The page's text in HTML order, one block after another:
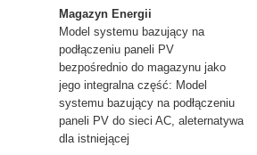
Magazyn Energii
Model systemu bazujący na
podłączeniu paneli PV
bezpośrednio do magazynu jako
jego integralna część: Model
systemu bazujący na podłączeniu
paneli PV do sieci AC, aleternatywa
dla istniejącej